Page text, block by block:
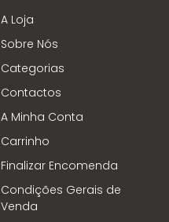
A Loja
Sobre Nós
Categorias
Contactos
A Minha Conta
Carrinho
Finalizar Encomenda
Condições Gerais de
Venda